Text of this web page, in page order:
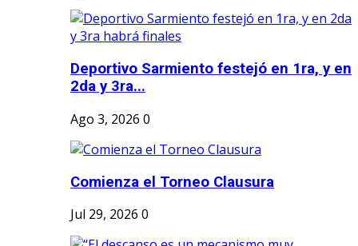
Deportivo Sarmiento festejó en 1ra, y en
2da y 3ra...
Ago 3, 2026 0
Comienza el Torneo Clausura
Jul 29, 2026 0